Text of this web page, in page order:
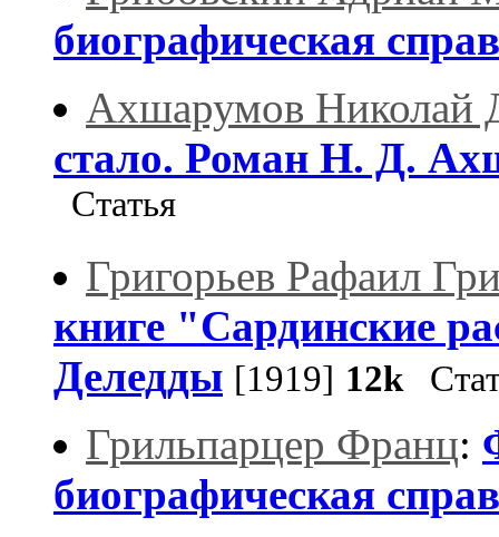
биографическая
Ахшарумов Николай
стало. Роман Н. Д.
Статья
Григорьев Рафаил
книге "Сардинские
Деледды [1919] 12k
Грильпарцер Франц:
биографическая